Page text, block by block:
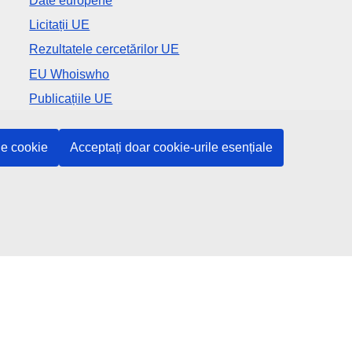
cookie Acceptați doar cookie-urile esențiale
Licitații UE
Rezultatele cercetărilor UE
EU Whoiswho
Publicațiile UE
Rețele sociale
Descoperiți canalele UE pe rețelele sociale